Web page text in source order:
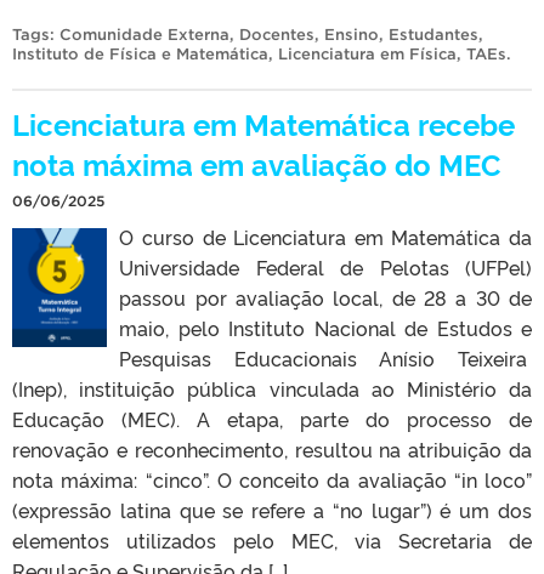
Tags: Comunidade Externa, Docentes, Ensino, Estudantes,
Instituto de Física e Matemática, Licenciatura em Física, TAEs.
Licenciatura em Matemática recebe
nota máxima em avaliação do MEC
06/06/2025
O curso de Licenciatura em Matemática da
Universidade Federal de Pelotas (UFPel)
passou por avaliação local, de 28 a 30 de
maio, pelo Instituto Nacional de Estudos e
Pesquisas Educacionais Anísio Teixeira
(Inep), instituição pública vinculada ao Ministério da
Educação (MEC). A etapa, parte do processo de
renovação e reconhecimento, resultou na atribuição da
nota máxima: “cinco”. O conceito da avaliação “in loco”
(expressão latina que se refere a “no lugar”) é um dos
elementos utilizados pelo MEC, via Secretaria de